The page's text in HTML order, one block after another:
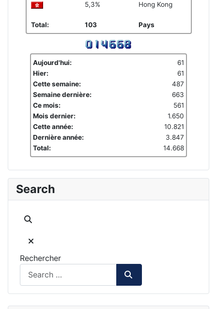
5,3%
Hong Kong
Total: 103 Pays
Aujourd'hui:
61
Hier:
61
Cette semaine:
487
Semaine dernière:
663
Ce mois:
561
Mois dernier:
1.650
Cette année:
10.821
Dernière année:
3.847
Total:
14.668
Search
Rechercher